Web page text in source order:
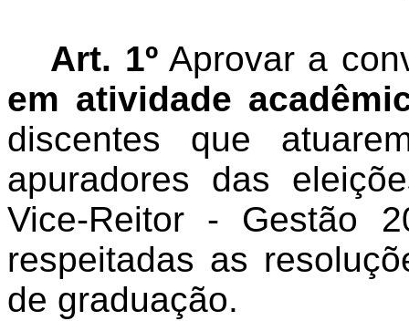
Art. 1ºAprovar a
em atividade
discentes que
apuradores das
Vice-Reitor - Gestão
respeitadas as
de graduação.